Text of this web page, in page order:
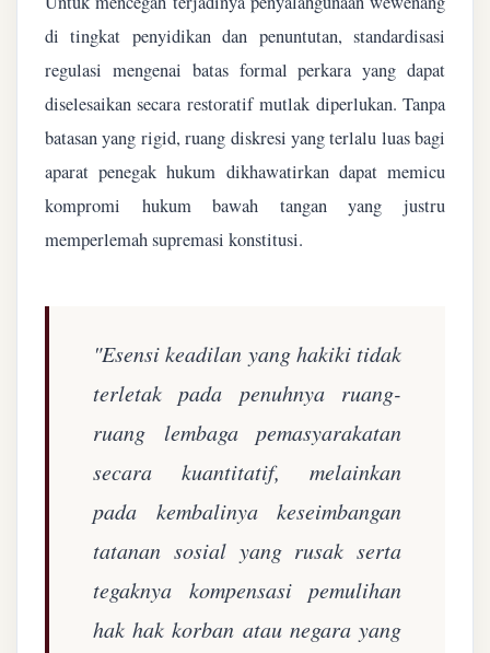
di tingkat penyidikan dan penuntutan, standardisasi
regulasi mengenai batas formal perkara yang dapat
diselesaikan secara restoratif mutlak diperlukan. Tanpa
batasan yang rigid, ruang diskresi yang terlalu luas bagi
aparat penegak hukum dikhawatirkan dapat memicu
kompromi hukum bawah tangan yang justru
memperlemah supremasi konstitusi.
"Esensi keadilan yang hakiki tidak
terletak pada penuhnya ruang-
ruang lembaga pemasyarakatan
secara kuantitatif, melainkan
pada kembalinya keseimbangan
tatanan sosial yang rusak serta
tegaknya kompensasi pemulihan
hak hak korban atau negara yang